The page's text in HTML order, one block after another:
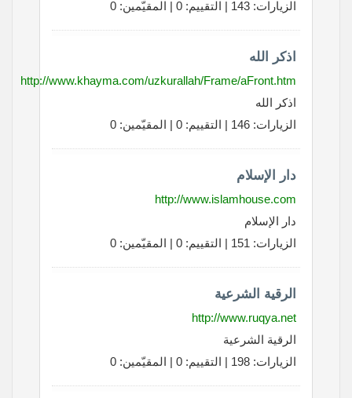
الزيارات: 143 | التقييم: 0 | المقيّمين: 0
اذكر الله
http://www.khayma.com/uzkurallah/Frame/aFront.htm
اذكر الله
الزيارات: 146 | التقييم: 0 | المقيّمين: 0
دار الإسلام
http://www.islamhouse.com
دار الإسلام
الزيارات: 151 | التقييم: 0 | المقيّمين: 0
الرقية الشرعية
http://www.ruqya.net
الرقية الشرعية
الزيارات: 198 | التقييم: 0 | المقيّمين: 0